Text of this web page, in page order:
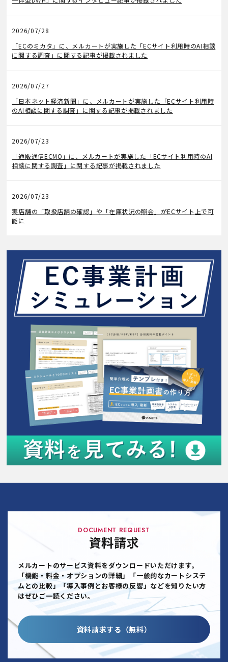
2026/07/28
「ECのミカタ」に、メルカートが実施した「ECサイト利用時のAI相談
に関する調査」に関する記事が掲載されました
2026/07/27
「日本ネット経済新聞」に、メルカートが実施した「ECサイト利用時
のAI相談に関する調査」に関する記事が掲載されました
2026/07/23
「通販通信ECMO」に、メルカートが実施した「ECサイト利用時のAI
相談に関する調査」に関する記事が掲載されました
2026/07/23
実店舗の「取扱店舗の確認」や「在庫状況の照会」がECサイト上で可
能に
DOCUMENT REQUEST
資料請求
メルカートのサービス資料をダウンロードいただけます。
「機能・料金・オプションの詳細」「一般的なカートシステ
ムとの比較」「導入事例とお客様の反響」などを知りたい方
はぜひご一読ください。
資料請求する（無料）